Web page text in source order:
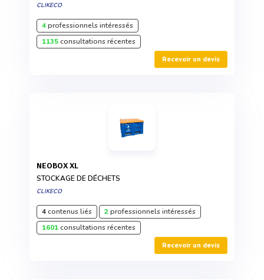
CLIKECO
4professionnels intéressés
1135consultations récentes
Recevoir un devis
NEOBOX XL
STOCKAGE DE DÉCHETS
CLIKECO
4contenus liés 2professionnels intéressés
1601consultations récentes
Recevoir un devis